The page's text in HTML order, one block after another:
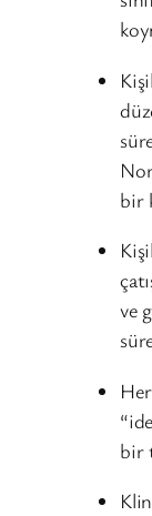
bir
ve
bir